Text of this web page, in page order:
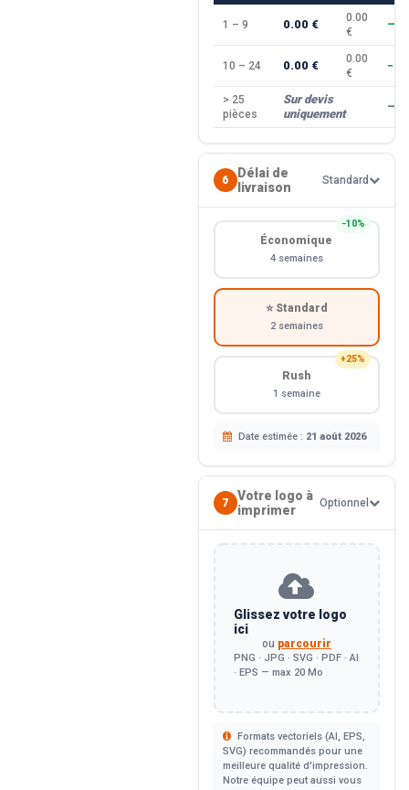
1 – 9 0.00 €
0.00
€
—
10 – 24 0.00 €
0.00
€
> 25
pièces
Sur devis
uniquement
—
6
Délai de
livraison
Standard
−10%
Économique
4 semaines
⭐ Standard
2 semaines
+25%
Rush
1 semaine
Date estimée : 21 août 2026
7
Votre logo à
imprimer
Optionnel
Glissez votre logo
ici
ou parcourir
PNG · JPG · SVG · PDF · AI
· EPS — max 20 Mo
Formats vectoriels (AI, EPS,
SVG) recommandés pour une
meilleure qualité d'impression.
Notre équipe peut aussi vous